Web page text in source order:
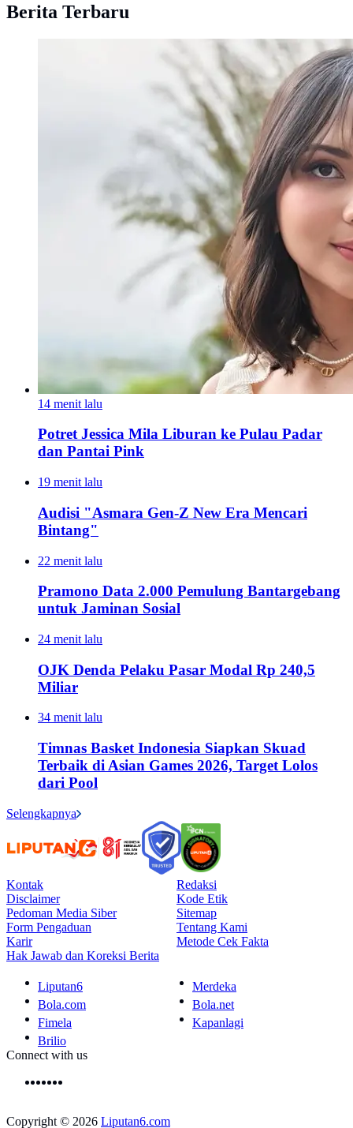
Berita Terbaru
14 menit lalu
Potret Jessica Mila Liburan ke Pulau Padar
dan Pantai Pink
19 menit lalu
Audisi "Asmara Gen-Z New Era Mencari
Bintang"
22 menit lalu
Pramono Data 2.000 Pemulung Bantargebang
untuk Jaminan Sosial
24 menit lalu
OJK Denda Pelaku Pasar Modal Rp 240,5
Miliar
34 menit lalu
Timnas Basket Indonesia Siapkan Skuad
Terbaik di Asian Games 2026, Target Lolos
dari Pool
Selengkapnya
Kontak
Redaksi
Disclaimer
Kode Etik
Pedoman Media Siber
Sitemap
Form Pengaduan
Tentang Kami
Karir
Metode Cek Fakta
Hak Jawab dan Koreksi Berita
Liputan6
Merdeka
Bola.com
Bola.net
Fimela
Kapanlagi
Brilio
Connect with us
Copyright © 2026 Liputan6.com